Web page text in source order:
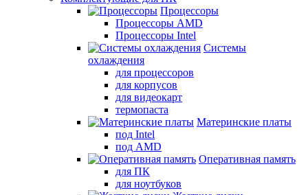
Процессоры
Процессоры AMD
Процессоры Intel
Системы
охлаждения
для процессоров
для корпусов
для видеокарт
термопаста
Материнские платы
под Intel
под AMD
Оперативная память
для ПК
для ноутбуков